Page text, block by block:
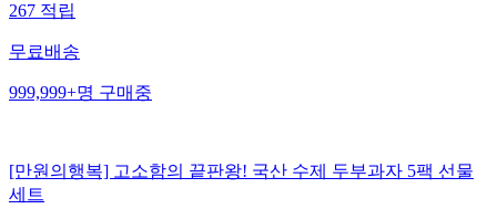
267 적립
무료배송
999,999+명 구매중
[만원의행복] 고소함의 끝판왕! 국산 수제 두부과자 5팩 선물
세트